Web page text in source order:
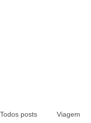
Todos posts Viagem